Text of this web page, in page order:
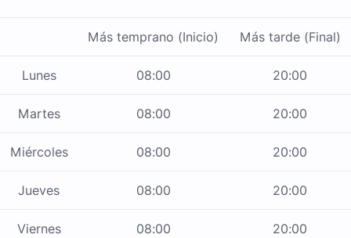
Más temprano (Inicio) Más tarde (Final)
Lunes 08:00 20:00
Martes 08:00 20:00
Miércoles 08:00 20:00
Jueves 08:00 20:00
Viernes 08:00 20:00